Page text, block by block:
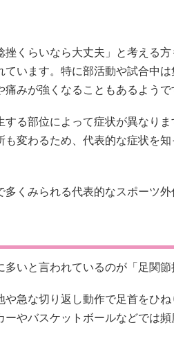
いと言われているのが「足関節
や急な切り返し動作で足首をひ
・歩きづらさ・可動域制限など
すると、再発しやすくなる可能
表的なスポーツ外傷が骨折や脱臼
しやすく、強い痛みや変形、体
い」と思われることもあります